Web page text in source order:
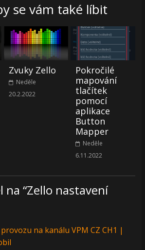
se vám také líbit
Zvuky Zello
Neděle
20.2.2022
Pokročilé
mapování
tlačítek
pomocí
aplikace
Button
Mapper
Neděle
6.11.2022
na “Zello nastavení
na kanálu VPM CZ CH1 |